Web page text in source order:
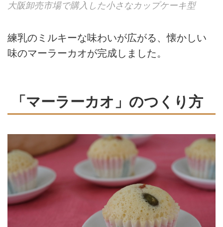
大阪卸売市場で購入した小さなカップケーキ型
練乳のミルキーな味わいが広がる、懐かしい
味のマーラーカオが完成しました。
「マーラーカオ」のつくり方